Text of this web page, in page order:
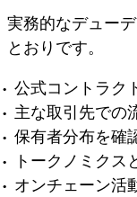
実務的なデュー
とおりです。
公式コントラク
主な取引先での
保有者分布を確
トークノミクス
オンチェーン活